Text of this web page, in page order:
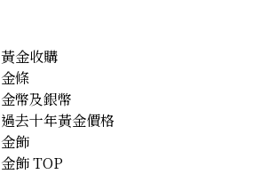
黃金收購
金條
金幣及銀幣
過去十年黃金價格
金飾
金飾 TOP